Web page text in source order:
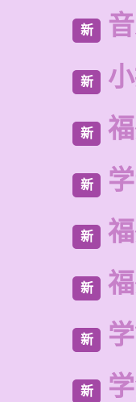
新
新
新
新
新
新
新
新